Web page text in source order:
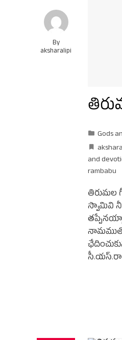
By
aksharalipi
Gods
and
rambabu
తిరుమల
స్వామివి
నామముతో